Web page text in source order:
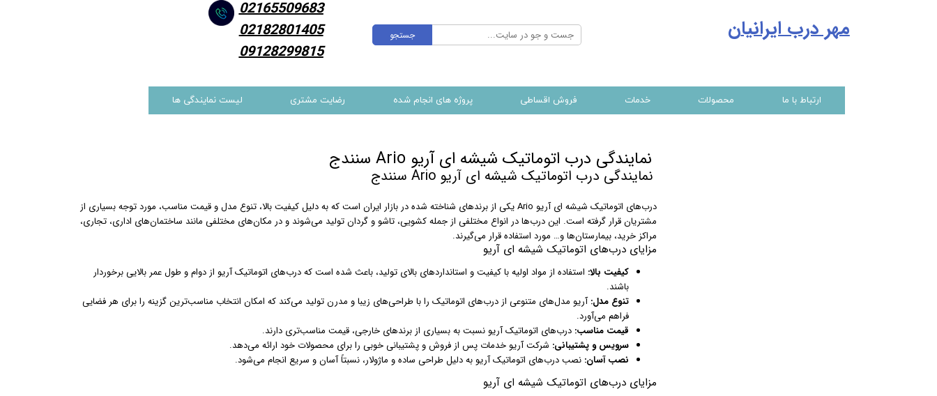
ارتباط با ما محصولات خدمات فروش اقساطی پروژه های انجام شده رضایت مشتری لیست نمایندگی ها
جستجو مهر درب ایرانیان
02165509683
02182801405
09128299815
نمایندگی درب اتوماتیک شیشه ای آریو Ario سنندج
نمایندگی درب اتوماتیک شیشه ای آریو Ario سنندج
درب‌های اتوماتیک شیشه ای آریو Ario یکی از برندهای شناخته شده در بازار ایران است که به دلیل کیفیت بالا، تنوع مدل و قیمت مناسب، مورد توجه بسیاری از
مشتریان قرار گرفته است. این درب‌ها در انواع مختلفی از جمله کشویی، تاشو و گردان تولید می‌شوند و در مکان‌های مختلفی مانند ساختمان‌های اداری، تجاری،
مراکز خرید، بیمارستان‌ها و… مورد استفاده قرار می‌گیرند.
مزایای درب‌های اتوماتیک شیشه ای آریو
کیفیت بالا: استفاده از مواد اولیه با کیفیت و استانداردهای بالای تولید، باعث شده است که درب‌های اتوماتیک آریو از دوام و طول عمر بالایی برخوردار
باشند.
تنوع مدل:آریو مدل‌های متنوعی از درب‌های اتوماتیک را با طراحی‌های زیبا و مدرن تولید می‌کند که امکان انتخاب مناسب‌ترین گزینه را برای هر فضایی
فراهم می‌آورد.
قیمت مناسب: درب‌های اتوماتیک آریو نسبت به بسیاری از برندهای خارجی، قیمت مناسب‌تری دارند.
سرویس و پشتیبانی: شرکت آریو خدمات پس از فروش و پشتیبانی خوبی را برای محصولات خود ارائه می‌دهد.
نصب آسان: نصب درب‌های اتوماتیک آریو به دلیل طراحی ساده و ماژولار، نسبتاً آسان و سریع انجام می‌شود.
مزایای درب‌های اتوماتیک شیشه ای آریو